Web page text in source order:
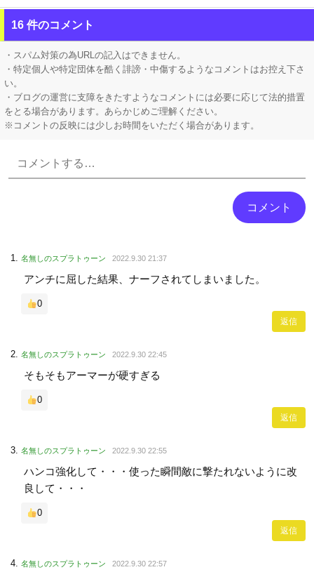
職場の人妻と不倫をして、ついに、、、
今iPhone 17 Pro Max買うってあり？
16 件のコメント
・スパム対策の為URLの記入はできません。
・特定個人や特定団体を酷く誹謗・中傷するようなコメントはお控え下さ
い。
・ブログの運営に支障をきたすようなコメントには必要に応じて法的措置
をとる場合があります。あらかじめご理解ください。
※コメントの反映には少しお時間をいただく場合があります。
名無しのスプラトゥーン 2022.9.30 21:37
アンチに屈した結果、ナーフされてしまいました。
0
返信
名無しのスプラトゥーン 2022.9.30 22:45
そもそもアーマーが硬すぎる
0
返信
名無しのスプラトゥーン 2022.9.30 22:55
ハンコ強化して・・・使った瞬間敵に撃たれないように改
良して・・・
0
返信
名無しのスプラトゥーン 2022.9.30 22:57